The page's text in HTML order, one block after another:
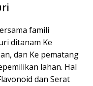
famili
ditanam Ke
dan Ke pematang
lahan. Hal
dan Serat